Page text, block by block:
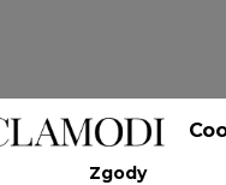
Zgody